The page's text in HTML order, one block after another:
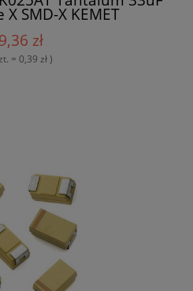
X SMD-X KEMET
zł
= 0,39 zł )